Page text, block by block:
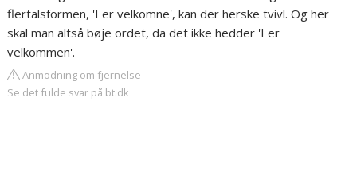
flertalsformen, 'I er velkomne', kan der herske tvivl. Og her
skal man altså bøje ordet, da det ikke hedder 'I er
velkommen'.
Anmodning om fjernelse
Se det fulde svar på bt.dk